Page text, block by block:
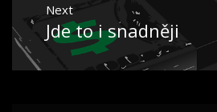
Next
Next
post:
Jde to i snadněji